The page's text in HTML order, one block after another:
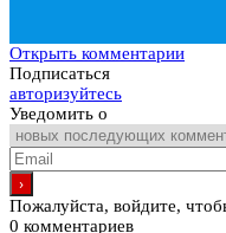
Открыть комментарии
Подписаться
авторизуйтесь
Уведомить о
Пожалуйста, войдите,
0 комментариев